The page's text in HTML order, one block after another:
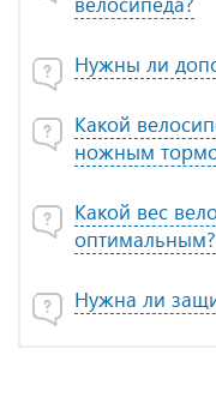
Нужны ли
Какой
ножным
Какой вес
оптимальным?
Нужна ли